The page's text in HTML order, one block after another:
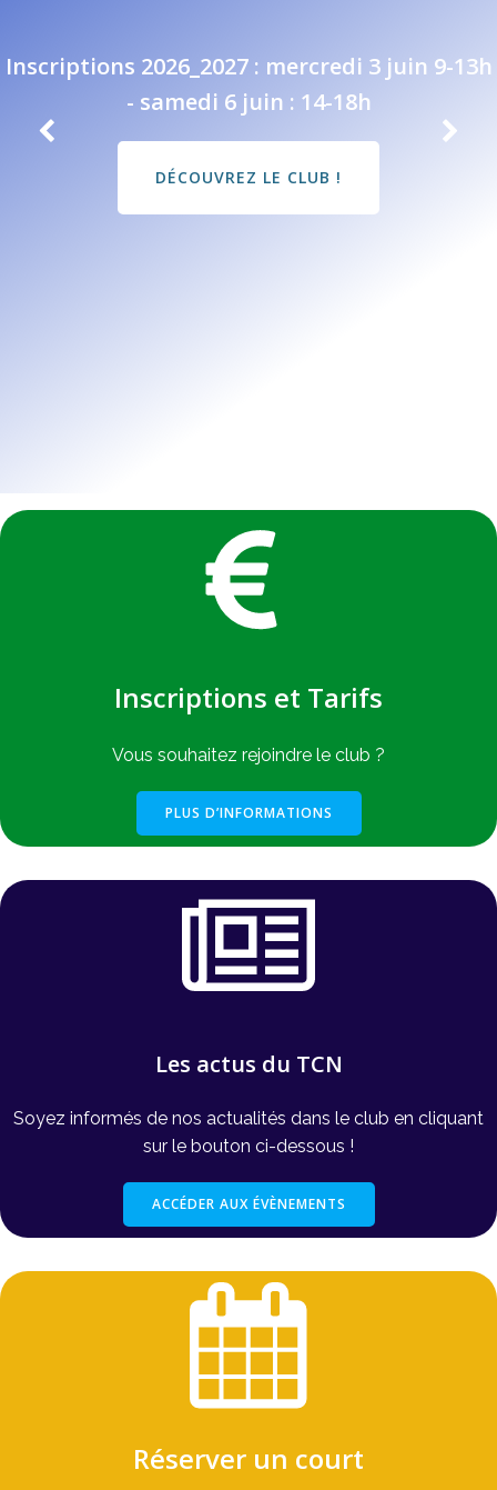
Inscriptions 2026_2027 : mercredi 3 juin 9-13h
- samedi 6 juin : 14-18h
DÉCOUVREZ LE CLUB !
Inscriptions et Tarifs
Vous souhaitez rejoindre le club ?
PLUS D’INFORMATIONS
Les actus du TCN
Soyez informés de nos actualités dans le club en cliquant
sur le bouton ci-dessous !
ACCÉDER AUX ÉVÈNEMENTS
Réserver un court